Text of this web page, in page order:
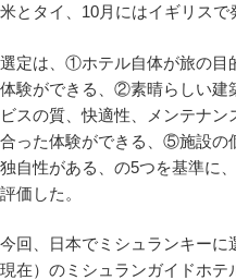
米とタイ、10月にはイギリスで
選定は、①ホテル自体が旅の目
体験ができる、②素晴らしい建
ビスの質、快適性、メンテナ
合った体験ができる、⑤施設の
独自性がある、の5つを基準に
評価した。
今回、日本でミシュランキーに
現在）のミシュランガイドホ